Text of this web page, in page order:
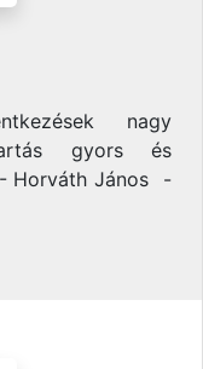
nagy
gyors és
Horváth János -